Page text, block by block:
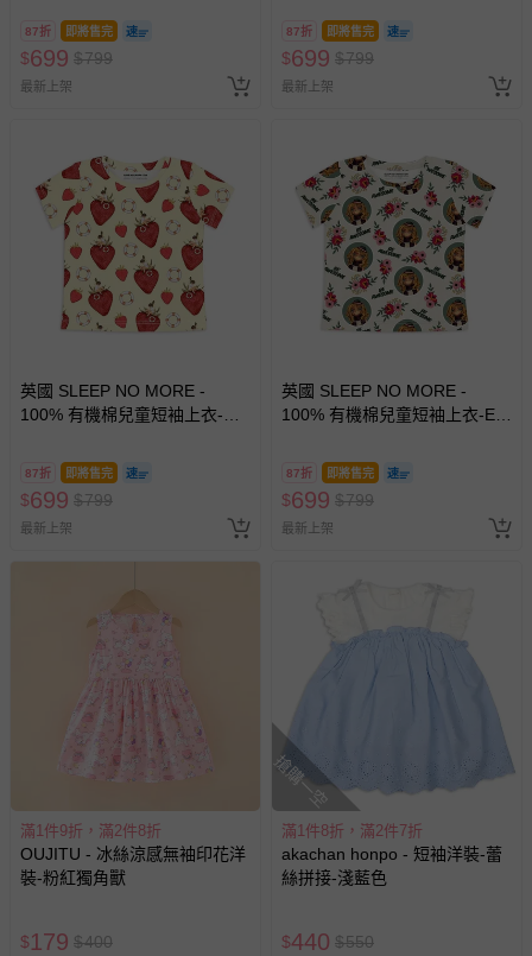
87折 即將售完
$699 $799
最新上架
87折 即將售完
$699 $799
最新上架
英國 SLEEP NO MORE -
100% 有機棉兒童短袖上衣-草
87折 即將售完
$699 $799
最新上架
英國 SLEEP NO MORE -
100% 有機棉兒童短袖上衣-ET
87折 即將售完
$699 $799
最新上架
滿1件9折，滿2件8折
OUJITU - 冰絲涼感無袖印花洋
裝-粉紅獨角獸
$179 $400
搶購一空
滿1件8折，滿2件7折
akachan honpo - 短袖洋裝-蕾
絲拼接-淺藍色
$440 $550